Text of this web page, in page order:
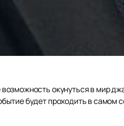
возможность окунуться в мир
будет проходить в самом